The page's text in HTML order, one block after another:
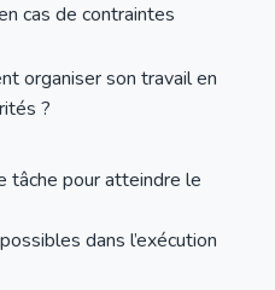
cas de contraintes
organiser son travail en
?
tâche pour atteindre le
dans l’exécution